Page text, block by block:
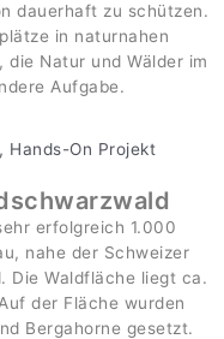
dauerhaft zu schützen.
in naturnahen
die Natur und Wälder im
Aufgabe.
erfolgreich 1.000
nahe der Schweizer
Die Waldfläche liegt ca.
der Fläche wurden
Bergahorne gesetzt.